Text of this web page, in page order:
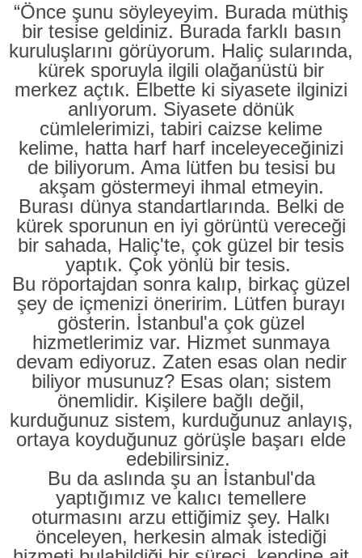
“Önce şunu söyleyeyim. Burada müthiş
bir tesise geldiniz. Burada farklı basın
kuruluşlarını görüyorum. Haliç sularında,
kürek sporuyla ilgili olağanüstü bir
merkez açtık. Elbette ki siyasete ilginizi
anlıyorum. Siyasete dönük
cümlelerimizi, tabiri caizse kelime
kelime, hatta harf harf inceleyeceğinizi
de biliyorum. Ama lütfen bu tesisi bu
akşam göstermeyi ihmal etmeyin.
Burası dünya standartlarında. Belki de
kürek sporunun en iyi görüntü vereceği
bir sahada, Haliç'te, çok güzel bir tesis
yaptık. Çok yönlü bir tesis.
Bu röportajdan sonra kalıp, birkaç güzel
şey de içmenizi öneririm. Lütfen burayı
gösterin. İstanbul'a çok güzel
hizmetlerimiz var. Hizmet sunmaya
devam ediyoruz. Zaten esas olan nedir
biliyor musunuz? Esas olan; sistem
önemlidir. Kişilere bağlı değil,
kurduğunuz sistem, kurduğunuz anlayış,
ortaya koyduğunuz görüşle başarı elde
edebilirsiniz.
Bu da aslında şu an İstanbul'da
yaptığımız ve kalıcı temellere
oturmasını arzu ettiğimiz şey. Halkı
önceleyen, herkesin almak istediği